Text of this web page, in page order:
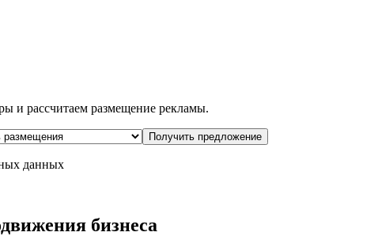
и рассчитаем размещение рекламы.
Получить предложение
данных
бизнеса